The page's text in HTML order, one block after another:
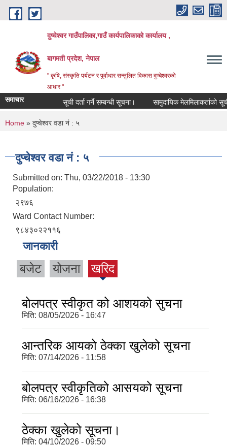
Skip to main content
दुप्चेश्वर गाउँपालिका,गाउँ कार्यपालिकाको कार्यालय ,
बागमती प्रदेश, नेपाल
" कृषि, संस्कृति पर्यटन र पूर्वाधार सन्तुलित विकास दुप्चेश्वरको
आधार "
समाचार सूची दर्ता गर्ने सम्बन्धी सूचना। सामुदायिक मेलमिलाकर्ताको सूची
You are here
Home » दुप्चेश्वर वडा नं : ५
दुप्चेश्वर वडा नं : ५
Submitted on: Thu, 03/22/2018 - 13:30
Population:
२९७६
Ward Contact Number:
९८४३०२२११६
जानकारी
बजेट योजना खरिद
बोलपत्र स्वीकृत को आशयको सुचना
मिति: 08/05/2026 - 16:47
आन्तरिक आयको ठेक्का खुलेको सूचना
मिति: 07/14/2026 - 11:58
बोलपत्र स्वीकृतिको आसयको सूचना
मिति: 06/16/2026 - 16:38
ठेक्का खुलेको सूचना।
मिति: 04/10/2026 - 09:50